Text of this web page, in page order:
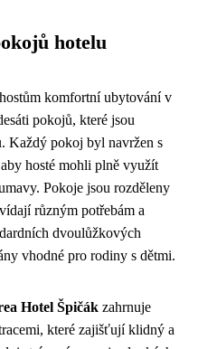
hotelu
komfortní ubytování v
pokojů, které jsou
Každý pokoj byl navržen s
hosté mohli plně využít
Pokoje jsou rozděleny
různým potřebám a
dvoulůžkových
vhodné pro rodiny s dětmi.
Hotel Špičák zahrnuje
které zajišťují klidný a